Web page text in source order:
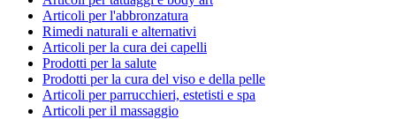
Articoli per l'abbronzatura
Rimedi naturali e alternativi
Articoli per la cura dei capelli
Prodotti per la salute
Prodotti per la cura del viso e della pelle
Articoli per parrucchieri, estetisti e spa
Articoli per il massaggio